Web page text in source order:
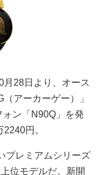
28日より、オース
アーカーゲー）」
ン「N90Q」を発
円。
プレミアムシリーズ
位モデルだ。新開